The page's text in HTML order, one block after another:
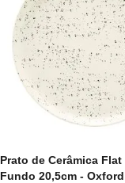
Prato de Cerâmica
Fundo 20,5cm - Oxford